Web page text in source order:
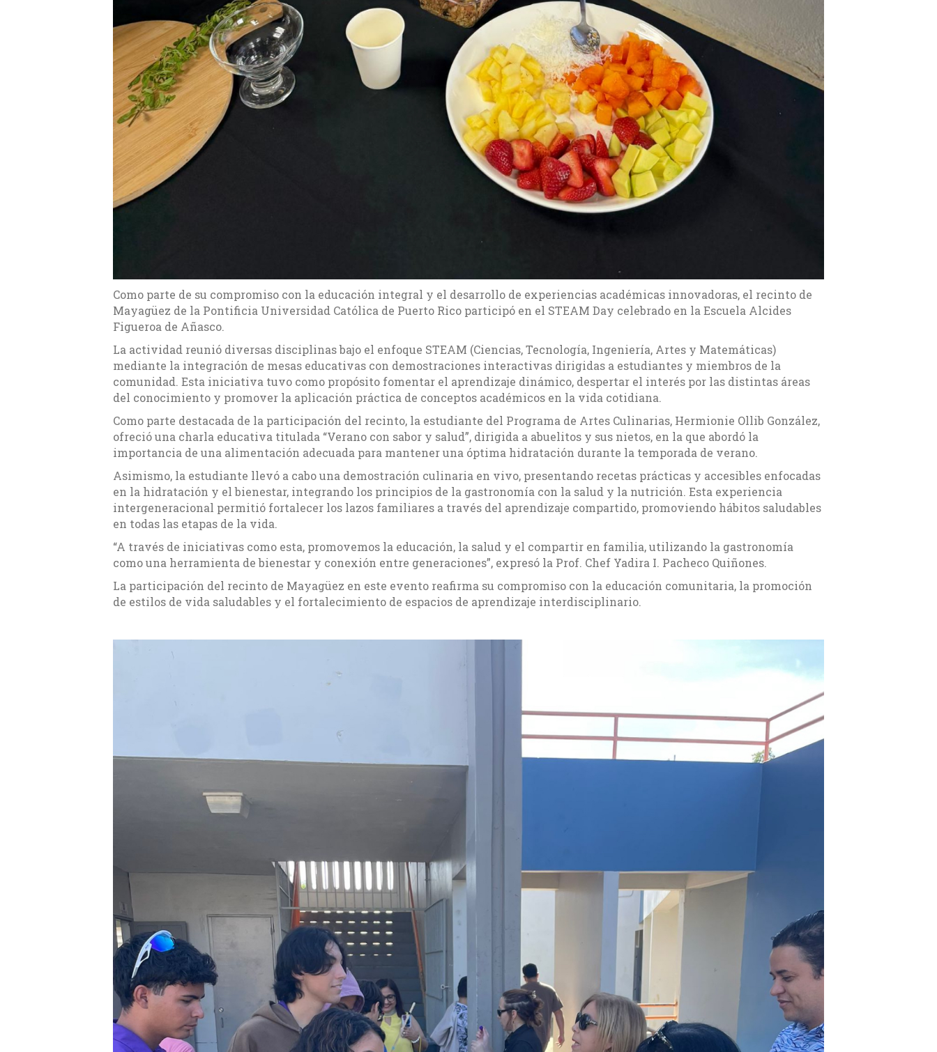
Como parte de su compromiso con la educación integral y el desarrollo de experiencias académicas innovadoras, el recinto de
Mayagüez de la Pontificia Universidad Católica de Puerto Rico participó en el STEAM Day celebrado en la Escuela Alcides
Figueroa de Añasco.
La actividad reunió diversas disciplinas bajo el enfoque STEAM (Ciencias, Tecnología, Ingeniería, Artes y Matemáticas)
mediante la integración de mesas educativas con demostraciones interactivas dirigidas a estudiantes y miembros de la
comunidad. Esta iniciativa tuvo como propósito fomentar el aprendizaje dinámico, despertar el interés por las distintas áreas
del conocimiento y promover la aplicación práctica de conceptos académicos en la vida cotidiana.
Como parte destacada de la participación del recinto, la estudiante del Programa de Artes Culinarias, Hermionie Ollib González,
ofreció una charla educativa titulada “Verano con sabor y salud”, dirigida a abuelitos y sus nietos, en la que abordó la
importancia de una alimentación adecuada para mantener una óptima hidratación durante la temporada de verano.
Asimismo, la estudiante llevó a cabo una demostración culinaria en vivo, presentando recetas prácticas y accesibles enfocadas
en la hidratación y el bienestar, integrando los principios de la gastronomía con la salud y la nutrición. Esta experiencia
intergeneracional permitió fortalecer los lazos familiares a través del aprendizaje compartido, promoviendo hábitos saludables
en todas las etapas de la vida.
“A través de iniciativas como esta, promovemos la educación, la salud y el compartir en familia, utilizando la gastronomía
como una herramienta de bienestar y conexión entre generaciones”, expresó la Prof. Chef Yadira I. Pacheco Quiñones.
La participación del recinto de Mayagüez en este evento reafirma su compromiso con la educación comunitaria, la promoción
de estilos de vida saludables y el fortalecimiento de espacios de aprendizaje interdisciplinario.